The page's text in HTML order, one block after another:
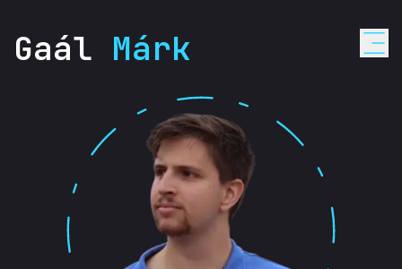
Gaál Márk
Matematika magántanár Győr – Gaál Márk
Webfejlesztő Győr – Gaál Márk
Gaál Márk – tapasztalt matematika